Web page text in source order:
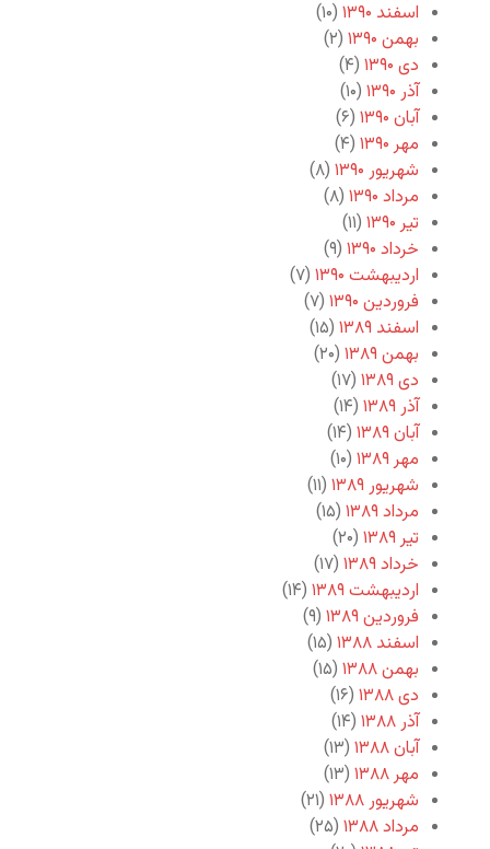
اسفند ۱۳۹۰
(۱۰)
بهمن ۱۳۹۰
(۲)
دی ۱۳۹۰
(۴)
آذر ۱۳۹۰
(۱۰)
آبان ۱۳۹۰
(۶)
مهر ۱۳۹۰
(۴)
شهریور ۱۳۹۰
(۸)
مرداد ۱۳۹۰
(۸)
تیر ۱۳۹۰
(۱۱)
خرداد ۱۳۹۰
(۹)
اردیبهشت ۱۳۹۰
(۷)
فروردین ۱۳۹۰
(۷)
اسفند ۱۳۸۹
(۱۵)
بهمن ۱۳۸۹
(۲۰)
دی ۱۳۸۹
(۱۷)
آذر ۱۳۸۹
(۱۴)
آبان ۱۳۸۹
(۱۴)
مهر ۱۳۸۹
(۱۰)
شهریور ۱۳۸۹
(۱۱)
مرداد ۱۳۸۹
(۱۵)
تیر ۱۳۸۹
(۲۰)
خرداد ۱۳۸۹
(۱۷)
اردیبهشت ۱۳۸۹
(۱۴)
فروردین ۱۳۸۹
(۹)
اسفند ۱۳۸۸
(۱۵)
بهمن ۱۳۸۸
(۱۵)
دی ۱۳۸۸
(۱۶)
آذر ۱۳۸۸
(۱۴)
آبان ۱۳۸۸
(۱۳)
مهر ۱۳۸۸
(۱۳)
شهریور ۱۳۸۸
(۲۱)
مرداد ۱۳۸۸
(۲۵)